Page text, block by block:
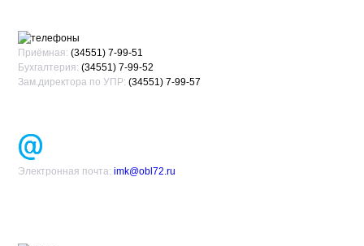
Приёмная: (34551) 7-99-51
Бухгалтерия: (34551) 7-99-52
Зам.директора по УПР: (34551) 7-99-57
Электронная почта: imk@obl72.ru